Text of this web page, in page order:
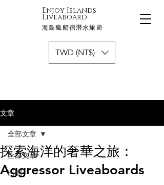
Enjoy Islands
Liveaboard
海島瘋船宿潛水旅遊
TWD (NT$)
文章
全部文章
出團
全部文章
探索海洋的奢華之旅：
Aggressor Liveaboards